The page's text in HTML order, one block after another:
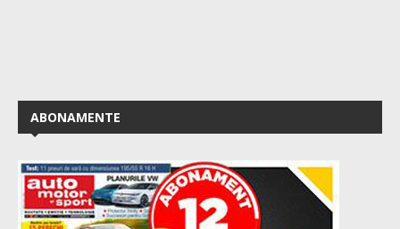
ABONAMENTE